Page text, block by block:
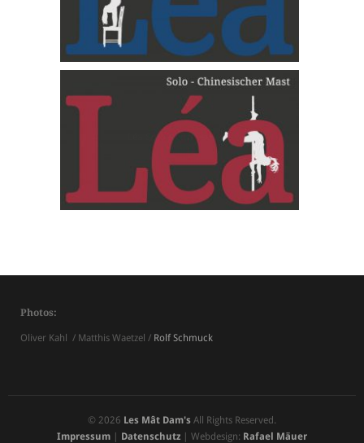
Léa Solo – chinese pole
Photos:
Oliver Kahl / Matthis Waetzel / Rolf Schmuck
© 2026 Les Mât Dam's All Rights Reserved.
Impressum | Datenschutz | Webdesign: Rafael Mäuer